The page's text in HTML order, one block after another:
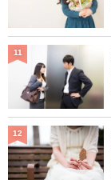
11
12